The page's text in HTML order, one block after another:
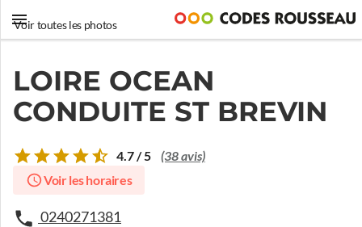
Voir toutes les photos
LOIRE OCEAN
CONDUITE ST BREVIN
4.7 / 5 (38 avis)
Voir les horaires
0240271381